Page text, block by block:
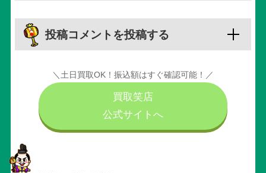
投稿コメントを投稿する
＼土日買取OK！振込額はすぐ確認可能！／
買取笑店
公式サイトへ